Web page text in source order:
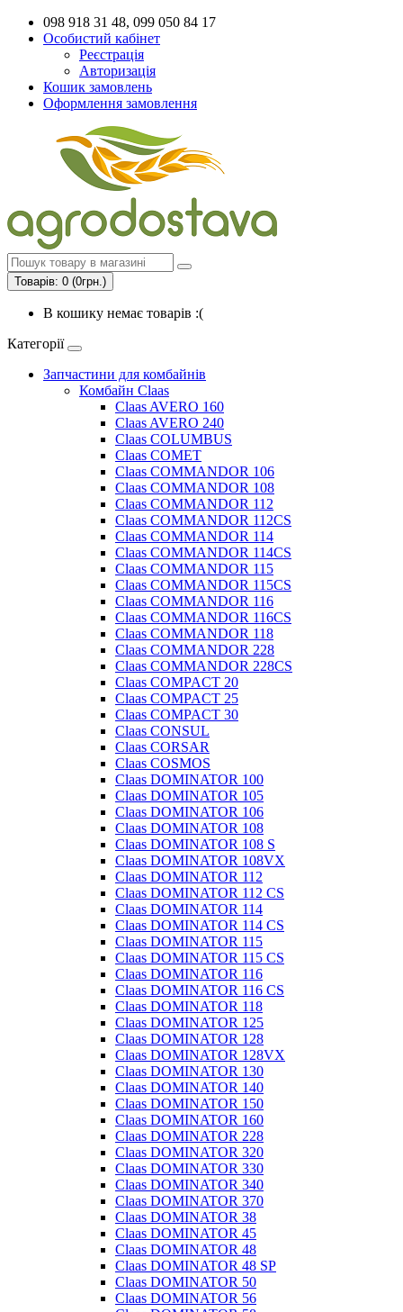
098 918 31 48, 099 050 84 17
Особистий кабінет
Реєстрація
Авторизація
Кошик замовлень
Оформлення замовлення
Товарів: 0 (0грн.)
В кошику немає товарів :(
Категорії
Запчастини для комбайнів
Комбайн Claas
Claas AVERO 160
Claas AVERO 240
Claas COLUMBUS
Claas COMET
Claas COMMANDOR 106
Claas COMMANDOR 108
Claas COMMANDOR 112
Claas COMMANDOR 112CS
Claas COMMANDOR 114
Claas COMMANDOR 114CS
Claas COMMANDOR 115
Claas COMMANDOR 115CS
Claas COMMANDOR 116
Claas COMMANDOR 116CS
Claas COMMANDOR 118
Claas COMMANDOR 228
Claas COMMANDOR 228CS
Claas COMPACT 20
Claas COMPACT 25
Claas COMPACT 30
Claas CONSUL
Claas CORSAR
Claas COSMOS
Claas DOMINATOR 100
Claas DOMINATOR 105
Claas DOMINATOR 106
Claas DOMINATOR 108
Claas DOMINATOR 108 S
Claas DOMINATOR 108VX
Claas DOMINATOR 112
Claas DOMINATOR 112 CS
Claas DOMINATOR 114
Claas DOMINATOR 114 CS
Claas DOMINATOR 115
Claas DOMINATOR 115 CS
Claas DOMINATOR 116
Claas DOMINATOR 116 CS
Claas DOMINATOR 118
Claas DOMINATOR 125
Claas DOMINATOR 128
Claas DOMINATOR 128VX
Claas DOMINATOR 130
Claas DOMINATOR 140
Claas DOMINATOR 150
Claas DOMINATOR 160
Claas DOMINATOR 228
Claas DOMINATOR 320
Claas DOMINATOR 330
Claas DOMINATOR 340
Claas DOMINATOR 370
Claas DOMINATOR 38
Claas DOMINATOR 45
Claas DOMINATOR 48
Claas DOMINATOR 48 SP
Claas DOMINATOR 50
Claas DOMINATOR 56